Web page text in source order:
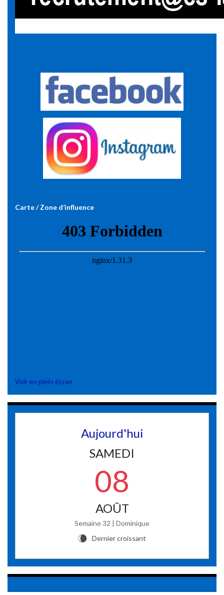
Carte / Zone d’influence
Voir en plein écran
Aujourd'hui
SAMEDI
08
AOÛT
Semaine 32 | Dominique
W Dernier croissant